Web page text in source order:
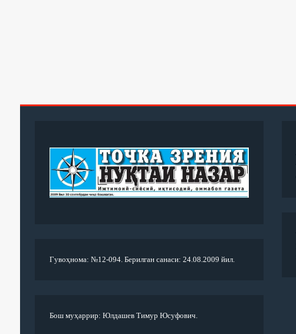
Гувоҳнома: №12-094. Берилган санаси: 24.08.2009 йил.
Бош муҳаррир: Юлдашев Тимур Юсуфович.